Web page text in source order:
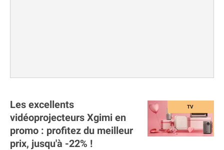
Les excellents
vidéoprojecteurs Xgimi en
promo : profitez du meilleur
prix, jusqu'à -22% !